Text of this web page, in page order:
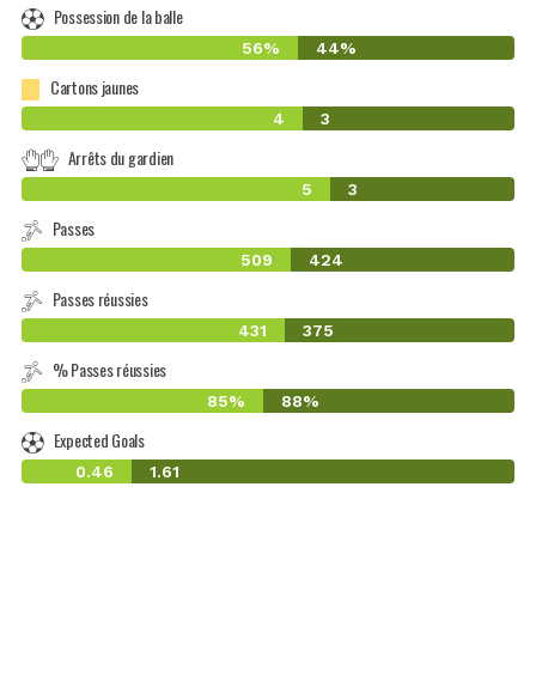
Possession de la balle
56% 44%
Cartons jaunes
4 3
Arrêts du gardien
5 3
Passes
509 424
Passes réussies
431 375
% Passes réussies
85% 88%
Expected Goals
0.46 1.61